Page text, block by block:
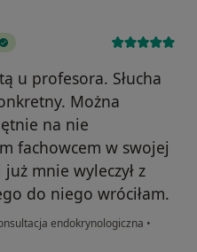
u profesora. Słucha
Można
na nie
fachowcem w swojej
mnie wyleczył z
do niego wróciłam.
endokrynologiczna •